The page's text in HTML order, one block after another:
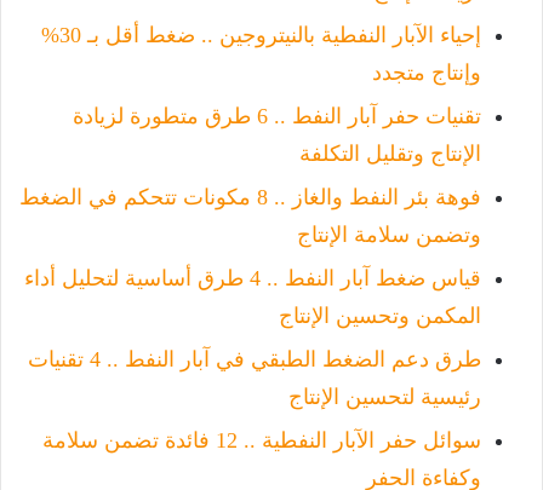
إحياء الآبار النفطية بالنيتروجين .. ضغط أقل بـ 30%
وإنتاج متجدد
تقنيات حفر آبار النفط .. 6 طرق متطورة لزيادة
الإنتاج وتقليل التكلفة
فوهة بئر النفط والغاز .. 8 مكونات تتحكم في الضغط
وتضمن سلامة الإنتاج
قياس ضغط آبار النفط .. 4 طرق أساسية لتحليل أداء
المكمن وتحسين الإنتاج
طرق دعم الضغط الطبقي في آبار النفط .. 4 تقنيات
رئيسية لتحسين الإنتاج
سوائل حفر الآبار النفطية .. 12 فائدة تضمن سلامة
وكفاءة الحفر